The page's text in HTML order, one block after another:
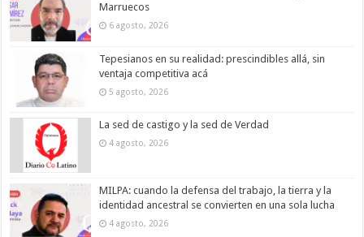
Marruecos
6 agosto, 2026
Tepesianos en su realidad: prescindibles allá, sin
ventaja competitiva acá
5 agosto, 2026
La sed de castigo y la sed de Verdad
4 agosto, 2026
MILPA: cuando la defensa del trabajo, la tierra y la
identidad ancestral se convierten en una sola lucha
4 agosto, 2026